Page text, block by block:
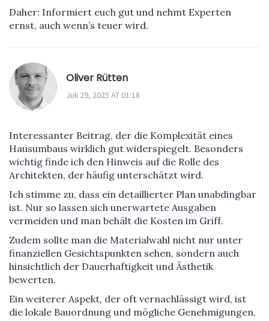
Daher: Informiert euch gut und nehmt Experten
ernst, auch wenn’s teuer wird.
Oliver Rütten
Juli 29, 2025 AT 01:18
Interessanter Beitrag, der die Komplexität eines
Hausumbaus wirklich gut widerspiegelt. Besonders
wichtig finde ich den Hinweis auf die Rolle des
Architekten, der häufig unterschätzt wird.
Ich stimme zu, dass ein detaillierter Plan unabdingbar
ist. Nur so lassen sich unerwartete Ausgaben
vermeiden und man behält die Kosten im Griff.
Zudem sollte man die Materialwahl nicht nur unter
finanziellen Gesichtspunkten sehen, sondern auch
hinsichtlich der Dauerhaftigkeit und Ästhetik
bewerten.
Ein weiterer Aspekt, der oft vernachlässigt wird, ist
die lokale Bauordnung und mögliche Genehmigungen,